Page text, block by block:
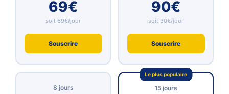
69€
soit 69€/jour
Souscrire
90€
soit 30€/jour
Souscrire
8 jours
Le plus populaire
15 jours